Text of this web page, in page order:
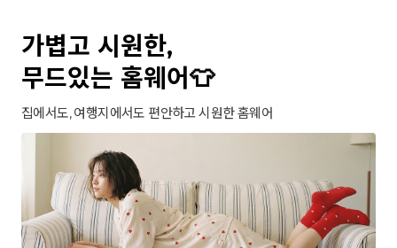
가볍고 시원한,
무드있는 홈웨어👕
집에서도, 여행지에서도 편안하고 시원한 홈웨어